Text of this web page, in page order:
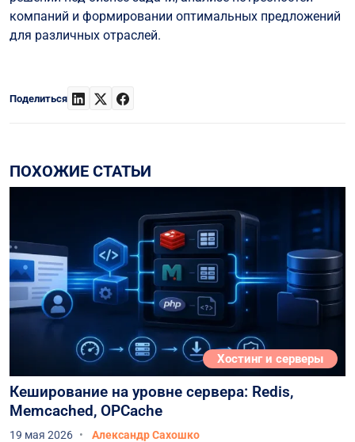
компаний и формировании оптимальных предложений
для различных отраслей.
Поделиться
ПОХОЖИЕ СТАТЬИ
Хостинг и серверы
Кеширование на уровне сервера: Redis,
Memcached, OPCache
19 мая 2026 Александр Сахошко